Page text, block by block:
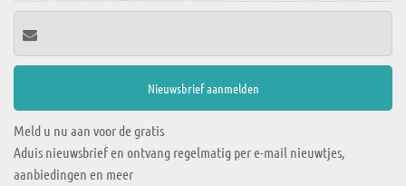
Meld u nu aan voor de gratis
Aduis nieuwsbrief en ontvang regelmatig per e-mail nieuwtjes,
aanbiedingen en meer